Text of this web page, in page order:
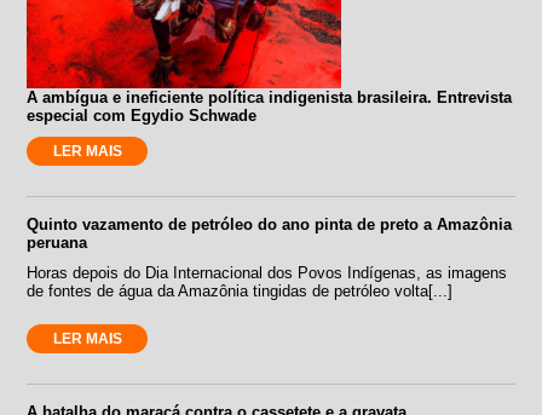
A ambígua e ineficiente política indigenista brasileira. Entrevista
especial com Egydio Schwade
LER MAIS
Quinto vazamento de petróleo do ano pinta de preto a Amazônia
peruana
Horas depois do Dia Internacional dos Povos Indígenas, as imagens
de fontes de água da Amazônia tingidas de petróleo volta[...]
LER MAIS